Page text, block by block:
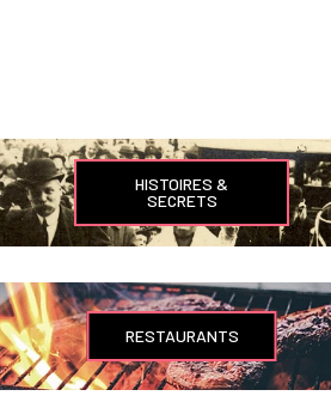
HISTOIRES &
SECRETS
RESTAURANTS